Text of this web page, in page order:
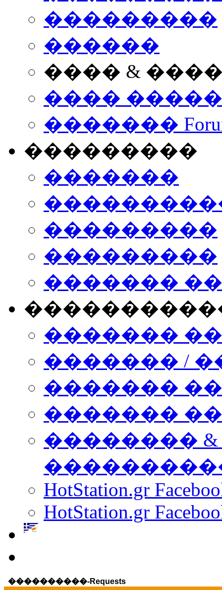
���������
������
���� &
����
�������
���������
�������
���������
���������
�������
�������
������� /
�������
������� ���
��������
HotStation.gr
HotStation.gr
����������-Requests